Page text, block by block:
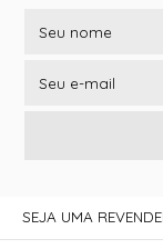
SEJA UMA